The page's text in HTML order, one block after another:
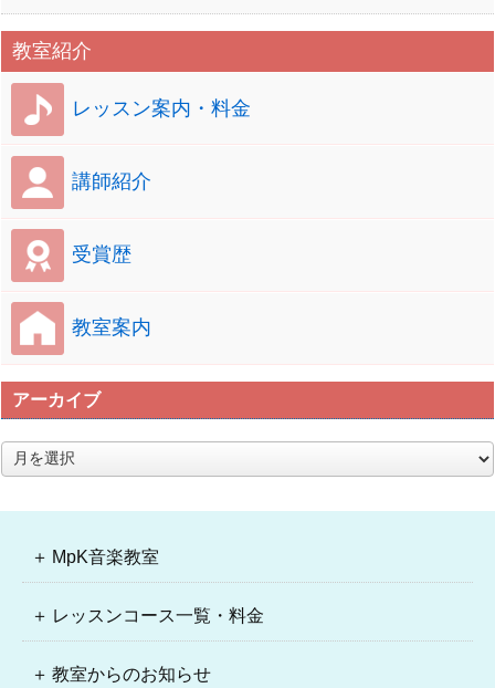
教室紹介
レッスン案内・料金
講師紹介
受賞歴
教室案内
アーカイブ
ア
ー
MpK音楽教室
レッスンコース一覧・料金
教室からのお知らせ